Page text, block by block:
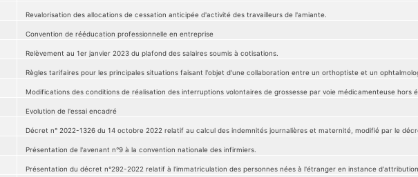
Revalorisation des allocations de cessation anticipée d'activité des travailleurs de l'amiante.
Convention de rééducation professionnelle en entreprise
Relèvement au 1er janvier 2023 du plafond des salaires soumis à cotisations.
Règles tarifaires pour les principales situations faisant l'objet d'une collaboration entre un orthoptiste et un
Modifications des conditions de réalisation des interruptions volontaires de grossesse par voie médicamenteuse hors
Evolution de l'essai encadré
Décret n° 2022-1326 du 14 octobre 2022 relatif au calcul des indemnités journalières et maternité, modifié par le
Présentation de l'avenant n°9 à la convention nationale des infirmiers.
Présentation du décret n°292-2022 relatif à l'immatriculation des personnes nées à l'étranger en instance